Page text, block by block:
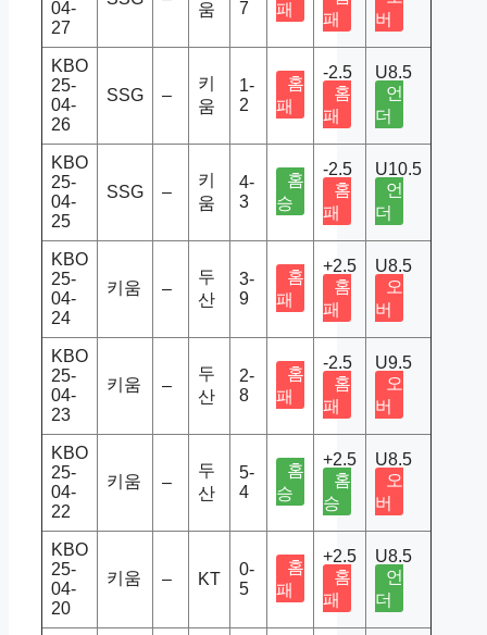
04-
27
움 7 패
패
버
KBO
25-
04-
26
SSG –
키
움
1-
2
홈
패
-2.5
홈
패
U8.5
언
더
KBO
25-
04-
25
SSG –
키
움
4-
3
홈
승
-2.5
홈
패
U10.5
언
더
KBO
25-
04-
24
키움 –
두
산
3-
9
홈
패
+2.5
홈
패
U8.5
오
버
KBO
25-
04-
23
키움 –
두
산
2-
8
홈
패
-2.5
홈
패
U9.5
오
버
KBO
25-
04-
22
키움 –
두
산
5-
4
홈
승
+2.5
홈
승
U8.5
오
버
KBO
25-
04-
20
키움 – KT
0-
5
홈
패
+2.5
홈
패
U8.5
언
더